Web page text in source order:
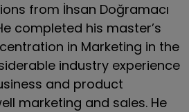
from İhsan Doğramacı
completed his master’s
in Marketing in the
industry experience
and product
marketing and sales. He